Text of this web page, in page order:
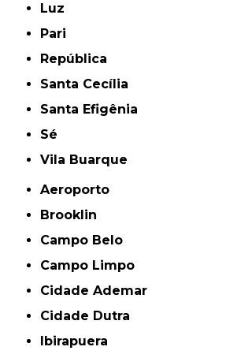
Luz
Pari
República
Santa Cecília
Santa Efigênia
Sé
Vila Buarque
Aeroporto
Brooklin
Campo Belo
Campo Limpo
Cidade Ademar
Cidade Dutra
Ibirapuera